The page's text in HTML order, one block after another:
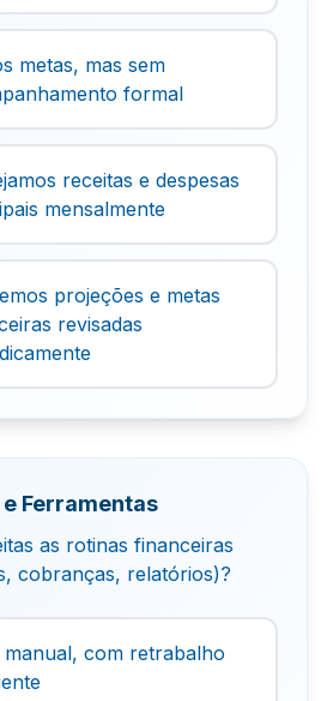
metas, mas sem
formal
receitas e despesas
mensalmente
projeções e metas
revisadas
Ferramentas
as rotinas financeiras
cobranças, relatórios)?
manual, com retrabalho